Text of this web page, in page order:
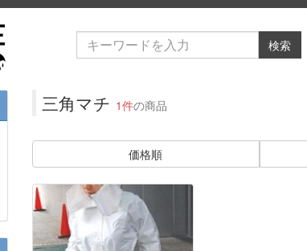
検索
三角マチ 1件の商品
価格順